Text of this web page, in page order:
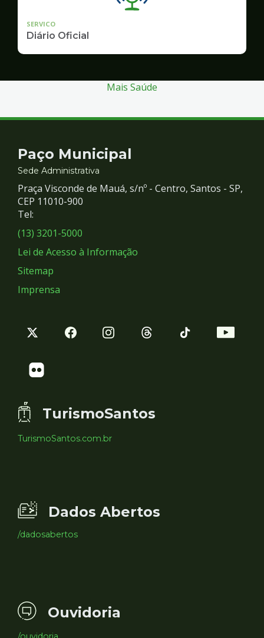
SERVICO
Diário Oficial
Mais Saúde
Contato
e
Redes
Sociais
Paço Municipal
Sede Administrativa
Praça Visconde de Mauá, s/nº - Centro, Santos - SP,
CEP 11010-900
Tel:
(13) 3201-5000
Lei de Acesso à Informação
Sitemap
Imprensa
TurismoSantos
TurismoSantos.com.br
Dados Abertos
/dadosabertos
Ouvidoria